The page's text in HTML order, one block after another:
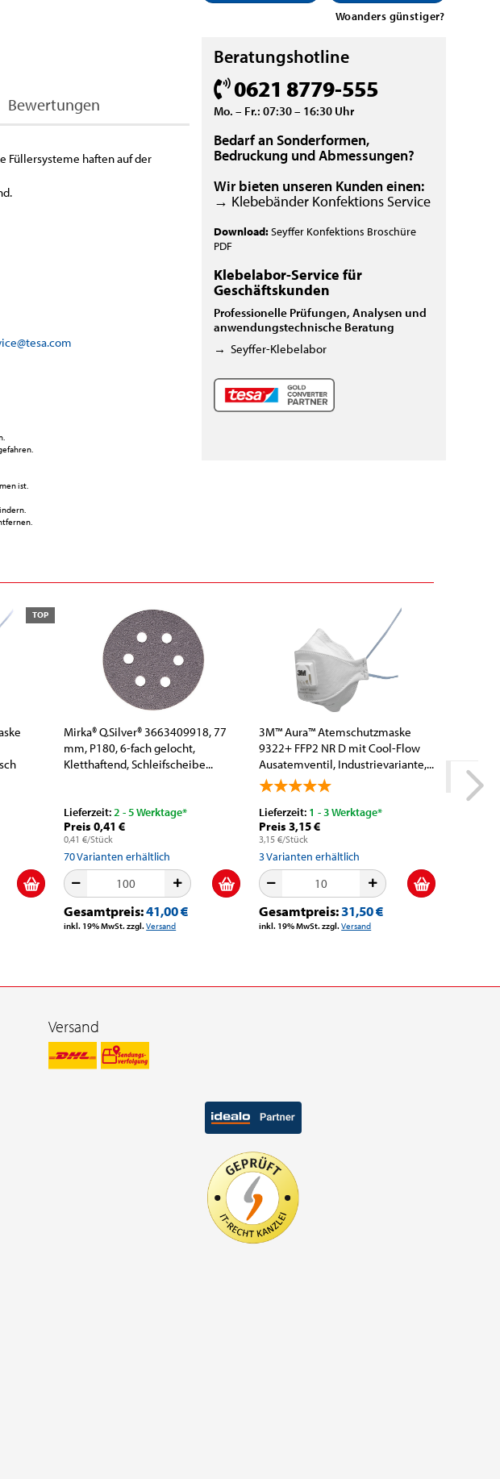
Woanders günstiger?
Beratungshotline
0621 8779-555
Mo. – Fr.: 07:30 – 16:30 Uhr
Bedarf an Sonderformen,
Bedruckung und Abmessungen?
Wir bieten unseren Kunden einen:
→ Klebebänder Konfektions Service
Download:Seyffer Konfektions Broschüre
PDF
Klebelabor-Service für
Geschäftskunden
Professionelle Prüfungen, Analysen und
anwendungstechnische Beratung
→Seyffer-Klebelabor
Bewertungen
Füllersysteme haften auf der
ist.
TOP
Mirka® Q.Silver® 3663409918, 77
mm, P180, 6-fach gelocht,
Kletthaftend, Schleifscheibe...
Lieferzeit:2 - 5 Werktage*
Preis 0,41 €
0,41 €/Stück
70Varianten erhältlich
Gesamtpreis:41,00 €
inkl. 19% MwSt. zzgl.Versand
3M™ Aura™ Atemschutzmaske
9322+ FFP2 NR D mit Cool-Flow
Ausatemventil, Industrievariante,...
Lieferzeit: 1 - 3 Werktage*
Preis 3,15 €
3,15 €/Stück
3Varianten erhältlich
Gesamtpreis:31,50 €
inkl. 19% MwSt. zzgl.Versand
Versand